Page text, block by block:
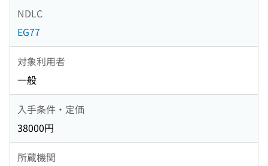
NDLC
EG77
対象利用者
一般
入手条件・定価
38000円
所蔵機関